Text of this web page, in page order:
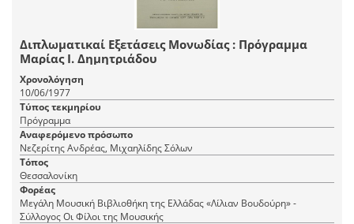
Διπλωματικαί Εξετάσεις Μονωδίας : Πρόγραμμα
Μαρίας Ι. Δημητριάδου
Χρονολόγηση
10/06/1977
Τύπος τεκμηρίου
Πρόγραμμα
Αναφερόμενο πρόσωπο
Νεζερίτης Ανδρέας, Μιχαηλίδης Σόλων
Τόπος
Θεσσαλονίκη
Φορέας
Μεγάλη Μουσική Βιβλιοθήκη της Ελλάδας «Λίλιαν Βουδούρη» -
Σύλλογος Οι Φίλοι της Μουσικής